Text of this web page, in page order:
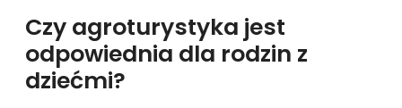
Czy agroturystyka jest
odpowiednia dla rodzin z
dziećmi?